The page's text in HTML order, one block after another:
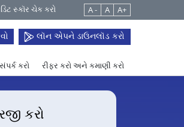
સ્કૉર ચેક કરો A - A A+
લૉન એપને ડાઉનલૉડ કરો
કરો રીફર કરો અને કમાણી કરો
કરો